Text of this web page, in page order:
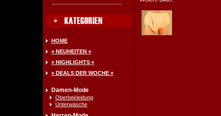
HOME
» NEUHEITEN «
» HIGHLIGHTS «
» DEALS DER WOCHE «
Damen-Mode
Oberbekleidung
Unterwäsche